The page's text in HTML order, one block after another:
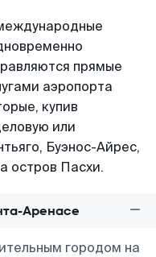
прямые
аэропорта
купив
или
Буэнос-Айрес,
остров Пасхи.
Аренасе
городом на